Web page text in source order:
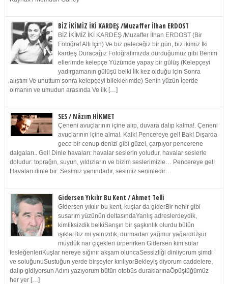
BİZ İKİMİZ İKİ KARDEŞ /Muzaffer İlhan ERDOST
BİZ İKİMİZ İKİ KARDEŞ /Muzaffer İlhan ERDOST (Bir
Fotoğraf Altı İçin) Ve biz geleceğiz bir gün, biz ikimiz İki
kardeş Duracağız Fotoğrafımızda durduğumuz gibi Benim
ellerimde kelepçe Yüzümde yapay bir gülüş (Kelepçeyi
yadırgamanın gülüşü belki İlk kez olduğu için Sonra
alıştım Ve unuttum sonra kelepçeyi bileklerimde) Senin yüzün İçerde
olmanın ve umudun arasında Ve ilk […]
SES / Nâzım HİKMET
Çeneni avuçlarının içine alıp, duvara dalıp kalma!. Çeneni
avuçlarının içine alma!. Kalk! Pencereye gel! Bak! Dışarda
gece bir cenup denizi gibi güzel, çarpıyor pencerene
dalgaları.. Gel! Dinle havaları: havalar seslerin yoludur, havalar seslerle
doludur: toprağın, suyun, yıldızların ve bizim seslerimizle… Pencereye gel!
Havaları dinle bir: Sesimiz yanındadır, sesimiz seninledir…
Gidersen Yıkılır Bu Kent / Ahmet Telli
Gidersen yıkılır bu kent, kuşlar da giderBir nehir gibi
susarım yüzünün deltasındaYanlış adreslerdeydik,
kimliksizdik belkiSarışın bir şaşkınlık olurdu bütün
ışıklarBiz mi yalnızdık, durmadan yağmur yağardıÜşür
müydük nar çiçekleri ürperirken Gidersen kim sular
fesleğenleriKuşlar nereye sığınır akşam oluncaSessizliği dinliyorum şimdi
ve soluğunuSustuğun yerde birşeyler kırılıyorBekleyiş diyorum caddelere,
dalıp gidiyorsun Adını yazıyorum bütün otobüs duraklarınaÖpüştüğümüz
her yer […]